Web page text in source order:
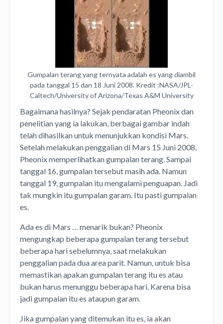
Gumpalan terang yang ternyata adalah es yang diambil
pada tanggal 15 dan 18 Juni 2008. Kredit :NASA/JPL-
Caltech/University of Arizona/Texas A&M University
Bagaimana hasilnya? Sejak pendaratan Pheonix dan
penelitian yang ia lakukan, berbagai gambar indah
telah dihasilkan untuk menunjukkan kondisi Mars.
Setelah melakukan penggalian di Mars 15 Juni 2008,
Pheonix memperlihatkan gumpalan terang. Sampai
tanggal 16, gumpalan tersebut masih ada. Namun
tanggal 19, gumpalan itu mengalami penguapan. Jadi
tak mungkin itu gumpalan garam. Itu pasti gumpalan
es.
Ada es di Mars … menarik bukan? Pheonix
mengungkap beberapa gumpalan terang tersebut
beberapa hari sebelumnya, saat melakukan
penggalian pada dua area parit. Namun, untuk bisa
memastikan apakan gumpalan terang itu es atau
bukan harus menunggu beberapa hari. Karena bisa
jadi gumpalan itu es ataupun garam.
Jika gumpalan yang ditemukan itu es, ia akan